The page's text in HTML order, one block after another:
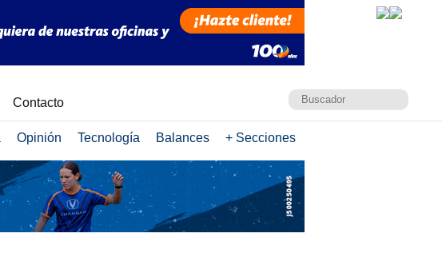
Contacto
Opinión Tecnología Balances + Secciones